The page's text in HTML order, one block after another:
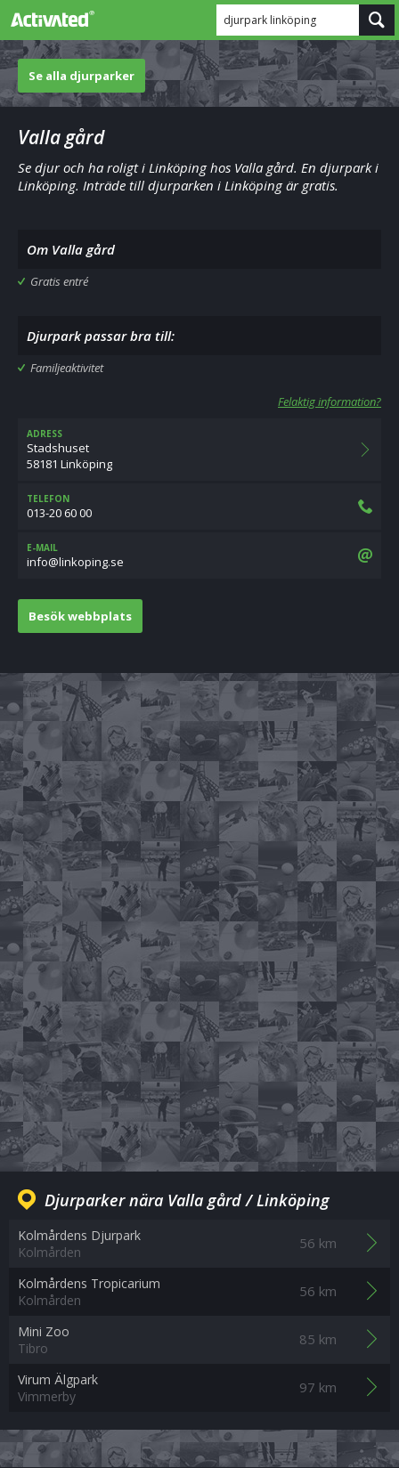
djurpark linköping
Se alla djurparker
Valla gård
Se djur och ha roligt i Linköping hos Valla gård. En djurpark i
Linköping. Inträde till djurparken i Linköping är gratis.
Om Valla gård
Gratis entré
Djurpark passar bra till:
Familjeaktivitet
Felaktig information?
ADRESS
Stadshuset
58181 Linköping
TELEFON
013-20 60 00
E-MAIL
es.gnipoknil@ofni
Besök webbplats
Djurparker nära Valla gård / Linköping
Kolmårdens Djurpark
Kolmården
56 km
Kolmårdens Tropicarium
Kolmården
56 km
Mini Zoo
Tibro
85 km
Virum Älgpark
Vimmerby
97 km